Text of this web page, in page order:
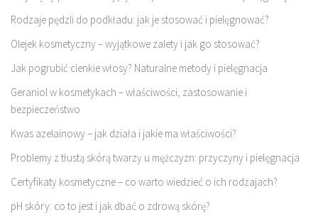
Rodzaje pędzli do podkładu: jak je stosować i pielęgnować?
Olejek kosmetyczny – wyjątkowe zalety i jak go stosować?
Jak pogrubić cienkie włosy? Naturalne metody i pielęgnacja
Geraniol w kosmetykach – właściwości, zastosowanie i
bezpieczeństwo
Kwas azelainowy – jak działa i jakie ma właściwości?
Problemy z tłustą skórą twarzy u mężczyzn: przyczyny i pielęgnacja
Certyfikaty kosmetyczne – co warto wiedzieć o ich rodzajach?
pH skóry: co to jest i jak dbać o zdrową skórę?